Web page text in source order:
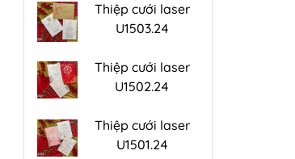
Thiệp cưới laser
U1503.24
Thiệp cưới laser
U1502.24
Thiệp cưới laser
U1501.24